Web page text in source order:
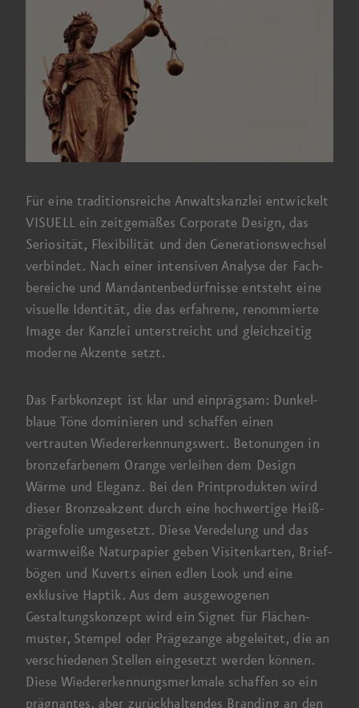
Für eine traditions­reiche Anwalts­kanzlei entwickelt
VISUELL ein zeit­gemäßes Corporate Design, das
Seriosität, Flexibilität und den Generations­wechsel
verbindet. Nach einer intensiven Analyse der Fach­
bereiche und Mandanten­bedürfnisse entsteht eine
visuelle Identität, die das erfahrene, renommierte
Image der Kanzlei unter­streicht und gleich­zeitig
moderne Akzente setzt.
Das Farb­konzept ist klar und einprägsam: Dunkel­
blaue Töne dominieren und schaffen einen
vertrauten Wieder­erkennungs­wert. Betonungen in
bronze­farbenem Orange verleihen dem Design
Wärme und Eleganz. Bei den Print­produkten wird
dieser Bronze­akzent durch eine hoch­wertige Heiß­
präge­folie umgesetzt. Diese Veredelung und das
warm­weiße Natur­papier geben Visiten­karten, Brief­
bögen und Kuverts einen edlen Look und eine
exklusive Haptik. Aus dem ausgewogenen
Gestaltungs­konzept wird ein Signet für Flächen­
muster, Stempel oder Präge­zange abgeleitet, die an
verschiedenen Stellen eingesetzt werden können.
Diese Wieder­erkennungs­merkmale schaffen so ein
prägnantes, aber zurück­haltendes Branding an den